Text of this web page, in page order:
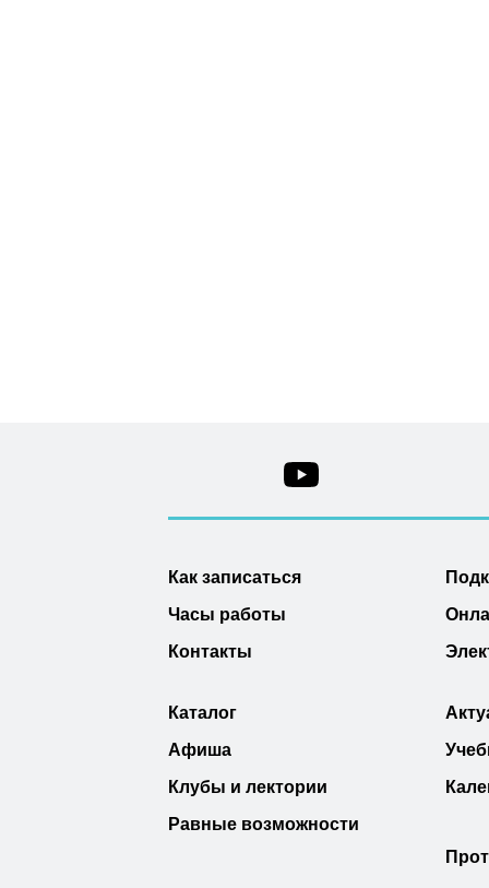
Как записаться
Часы работы
Контакты
Каталог
Афиша
Клубы и лектории
Равные возможности